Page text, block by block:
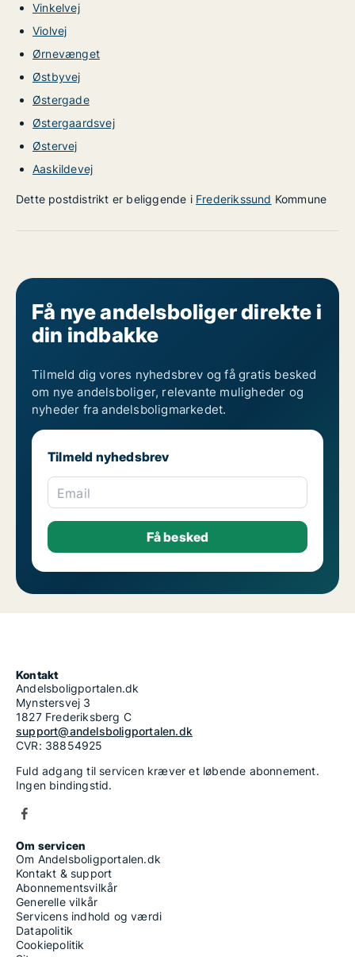
Vinkelvej
Violvej
Ørnevænget
Østbyvej
Østergade
Østergaardsvej
Østervej
Aaskildevej
Dette postdistrikt er beliggende i Frederikssund Kommune
Få nye andelsboliger direkte i
din indbakke
Tilmeld dig vores nyhedsbrev og få gratis besked
om nye andelsboliger, relevante muligheder og
nyheder fra andelsboligmarkedet.
Tilmeld nyhedsbrev
Email
Kontakt
Andelsboligportalen.dk
Mynstersvej 3
1827 Frederiksberg C
support@andelsboligportalen.dk
CVR: 38854925
Fuld adgang til servicen kræver et løbende abonnement.
Ingen bindingstid.
Om servicen
Om Andelsboligportalen.dk
Kontakt & support
Abonnementsvilkår
Generelle vilkår
Servicens indhold og værdi
Datapolitik
Cookiepolitik